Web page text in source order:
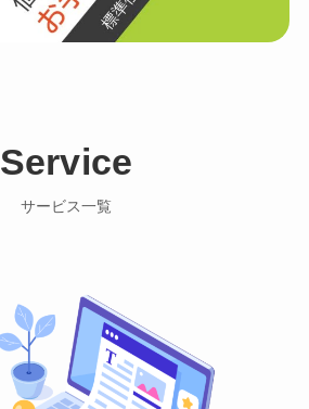
Service
サービス一覧